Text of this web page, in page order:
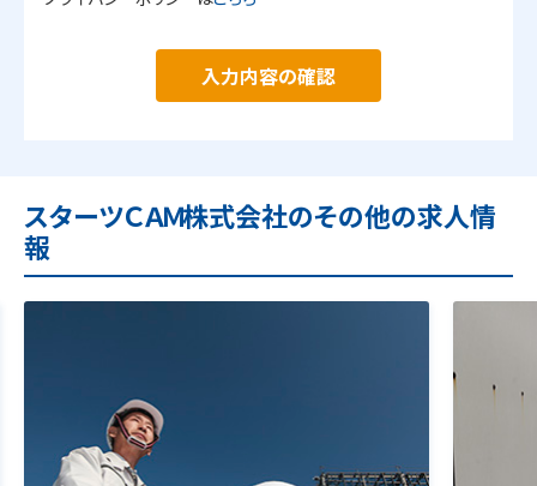
入力内容の確認
スターツＣＡＭ株式会社のその他の求人情
報